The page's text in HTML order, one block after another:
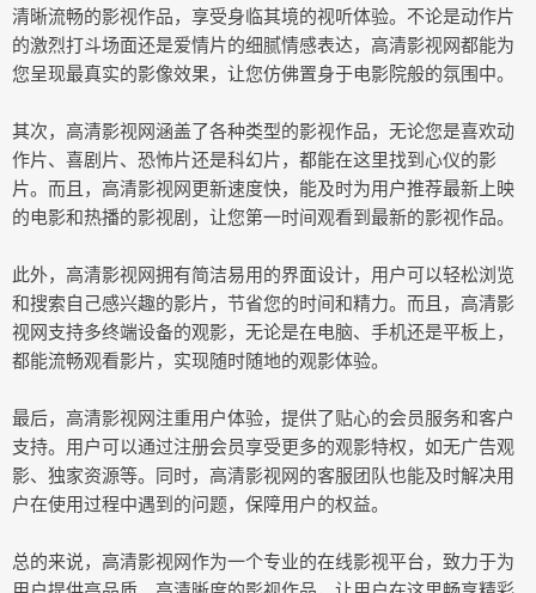
清晰流畅的影视作品，享受身临其境的视听体验。不论是动作片
的激烈打斗场面还是爱情片的细腻情感表达，高清影视网都能为
您呈现最真实的影像效果，让您仿佛置身于电影院般的氛围中。
其次，高清影视网涵盖了各种类型的影视作品，无论您是喜欢动
作片、喜剧片、恐怖片还是科幻片，都能在这里找到心仪的影
片。而且，高清影视网更新速度快，能及时为用户推荐最新上映
的电影和热播的影视剧，让您第一时间观看到最新的影视作品。
此外，高清影视网拥有简洁易用的界面设计，用户可以轻松浏览
和搜索自己感兴趣的影片，节省您的时间和精力。而且，高清影
视网支持多终端设备的观影，无论是在电脑、手机还是平板上，
都能流畅观看影片，实现随时随地的观影体验。
最后，高清影视网注重用户体验，提供了贴心的会员服务和客户
支持。用户可以通过注册会员享受更多的观影特权，如无广告观
影、独家资源等。同时，高清影视网的客服团队也能及时解决用
户在使用过程中遇到的问题，保障用户的权益。
总的来说，高清影视网作为一个专业的在线影视平台，致力于为